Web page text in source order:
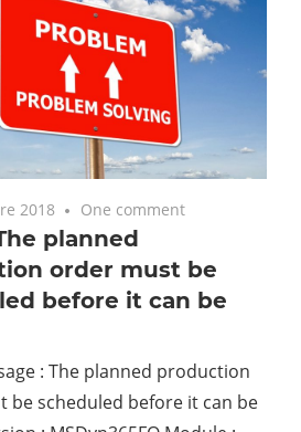
2018 One comment
planned
order must be
before it can be
: The planned production
be scheduled before it can be